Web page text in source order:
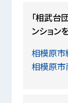
「相武台
ンション
相模原
相模原